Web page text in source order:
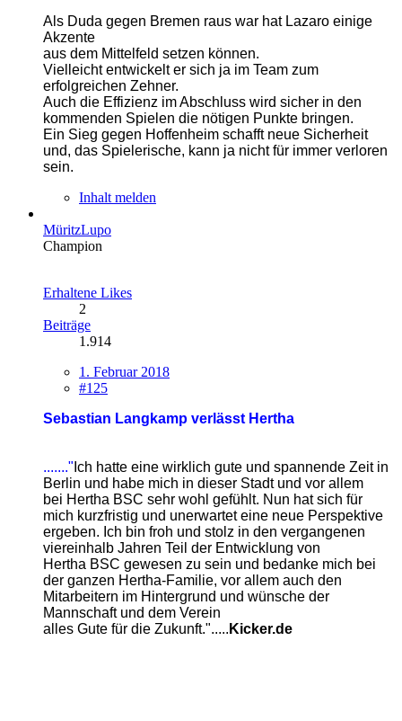
Als Duda gegen Bremen raus war hat Lazaro einige
Akzente
aus dem Mittelfeld setzen können.
Vielleicht entwickelt er sich ja im Team zum
erfolgreichen Zehner.
Auch die Effizienz im Abschluss wird sicher in den
kommenden Spielen die nötigen Punkte bringen.
Ein Sieg gegen Hoffenheim schafft neue Sicherheit
und, das Spielerische, kann ja nicht für immer verloren
sein.
Inhalt melden
MüritzLupo
Champion
Erhaltene Likes
2
Beiträge
1.914
1. Februar 2018
#125
Sebastian Langkamp verlässt Hertha
......." Ich hatte eine wirklich gute und spannende Zeit in
Berlin und habe mich in dieser Stadt und vor allem
bei Hertha BSC sehr wohl gefühlt. Nun hat sich für
mich kurzfristig und unerwartet eine neue Perspektive
ergeben. Ich bin froh und stolz in den vergangenen
viereinhalb Jahren Teil der Entwicklung von
Hertha BSC gewesen zu sein und bedanke mich bei
der ganzen Hertha-Familie, vor allem auch den
Mitarbeitern im Hintergrund und wünsche der
Mannschaft und dem Verein
alles Gute für die Zukunft."..... Kicker.de